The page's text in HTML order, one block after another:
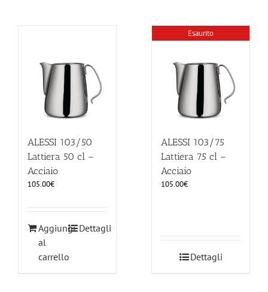
ALESSI 103/50
Lattiera 50 cl –
Acciaio
105.00€
Aggiungi
al
carrello
Dettagli
Esaurito
ALESSI 103/75
Lattiera 75 cl –
Acciaio
105.00€
Dettagli